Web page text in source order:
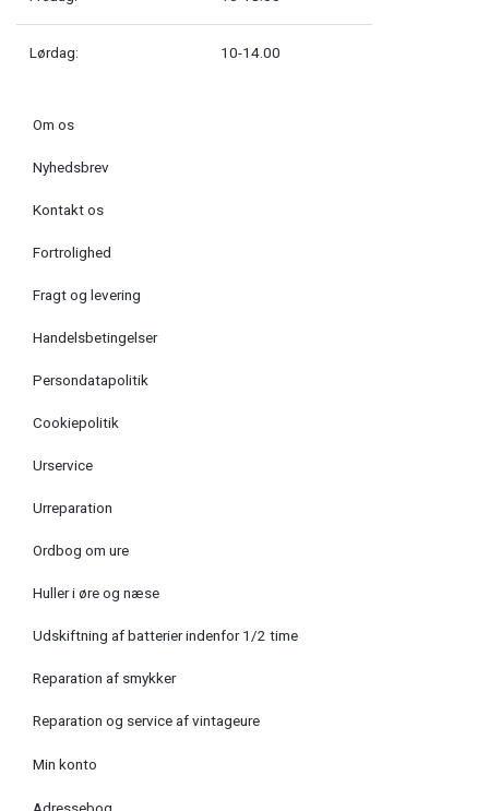
Lørdag: 10-14.00
Om os
Nyhedsbrev
Kontakt os
Fortrolighed
Fragt og levering
Handelsbetingelser
Persondatapolitik
Cookiepolitik
Urservice
Urreparation
Ordbog om ure
Huller i øre og næse
Udskiftning af batterier indenfor 1/2 time
Reparation af smykker
Reparation og service af vintageure
Min konto